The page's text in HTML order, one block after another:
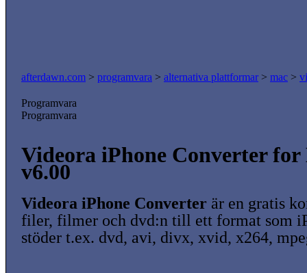
afterdawn.com > programvara > alternativa plattformar > mac >
Programvara
Programvara
Videora iPhone Converter for
v6.00
Videora iPhone Converter är en gratis
filer, filmer och dvd:n till ett format som
stöder t.ex. dvd, avi, divx, xvid, x264,